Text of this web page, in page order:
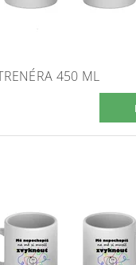
450 ML